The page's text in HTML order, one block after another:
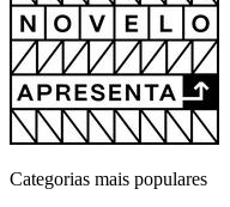
Categorias mais populares